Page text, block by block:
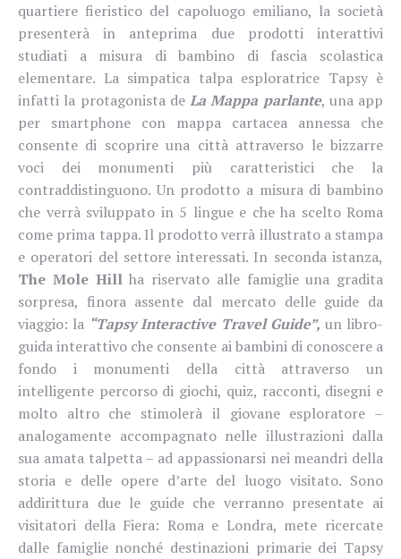
quartiere fieristico del capoluogo emiliano, la società
presenterà in anteprima due prodotti interattivi
studiati a misura di bambino di fascia scolastica
elementare. La simpatica talpa esploratrice Tapsy è
infatti la protagonista de La Mappa parlante, una app
per smartphone con mappa cartacea annessa che
consente di scoprire una città attraverso le bizzarre
voci dei monumenti più caratteristici che la
contraddistinguono. Un prodotto a misura di bambino
che verrà sviluppato in 5 lingue e che ha scelto Roma
come prima tappa. Il prodotto verrà illustrato a stampa
e operatori del settore interessati. In seconda istanza,
The Mole Hillha riservato alle famiglie una gradita
sorpresa, finora assente dal mercato delle guide da
viaggio: la “Tapsy Interactive Travel Guide”, un libro-
guida interattivo che consente ai bambini di conoscere a
fondo i monumenti della città attraverso un
intelligente percorso di giochi, quiz, racconti, disegni e
molto altro che stimolerà il giovane esploratore –
analogamente accompagnato nelle illustrazioni dalla
sua amata talpetta – ad appassionarsi nei meandri della
storia e delle opere d’arte del luogo visitato. Sono
addirittura due le guide che verranno presentate ai
visitatori della Fiera: Roma e Londra, mete ricercate
dalle famiglie nonché destinazioni primarie dei Tapsy